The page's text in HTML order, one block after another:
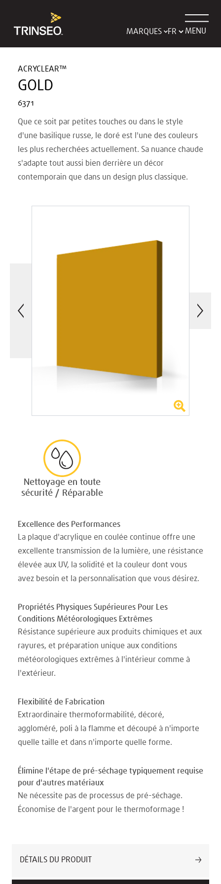
MARQUES MENU
ACRYCLEAR™
GOLD
6371
Que ce soit par petites touches ou dans le style
d'une basilique russe, le doré est l'une des couleurs
les plus recherchées actuellement. Sa nuance chaude
s'adapte tout aussi bien derrière un décor
contemporain que dans un design plus classique.
Nettoyage en toute
sécurité / Réparable
Excellence des Performances
La plaque d'acrylique en coulée continue offre une
excellente transmission de la lumière, une résistance
élevée aux UV, la solidité et la couleur dont vous
avez besoin et la personnalisation que vous désirez.
Propriétés Physiques Supérieures Pour Les
Conditions Météorologiques Extrêmes
Résistance supérieure aux produits chimiques et aux
rayures, et préparation unique aux conditions
météorologiques extrêmes à l'intérieur comme à
l'extérieur.
Flexibilité de Fabrication
Extraordinaire thermoformabilité, décoré,
aggloméré, poli à la flamme et découpé à n'importe
quelle taille et dans n'importe quelle forme.
Élimine l'étape de pré-séchage typiquement requise
pour d'autres matériaux
Ne nécessite pas de processus de pré-séchage.
Économise de l'argent pour le thermoformage !
DÉTAILS DU PRODUIT